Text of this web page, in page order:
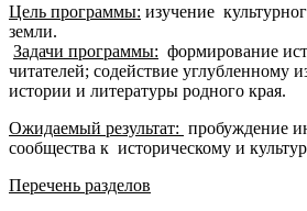
Цель программы: изучение
земли.
Задачи программы: формирование
читателей; содействие углубленному
истории и литературы родного края.
Ожидаемый результат: пробуждение
сообщества к историческому и
Перечень разделов